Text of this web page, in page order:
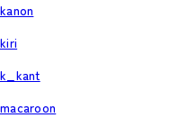
kanon
kiri
k_kant
macaroon